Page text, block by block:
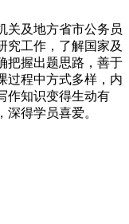
关及地方省市公务员
究工作，了解国家及
把握出题思路，善于
过程中方式多样，内
作知识变得生动有
得学员喜爱。